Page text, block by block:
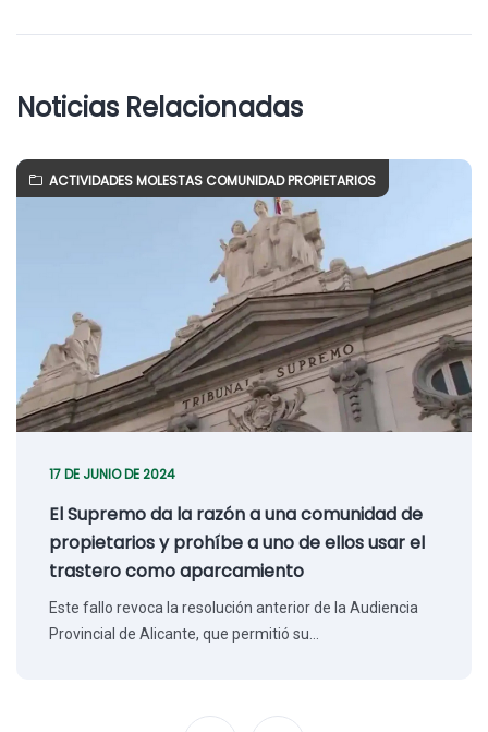
Noticias Relacionadas
ACTIVIDADES MOLESTAS COMUNIDAD PROPIETARIOS
17 DE JUNIO DE 2024
El Supremo da la razón a una comunidad de
propietarios y prohíbe a uno de ellos usar el
trastero como aparcamiento
Este fallo revoca la resolución anterior de la Audiencia
Provincial de Alicante, que permitió su…